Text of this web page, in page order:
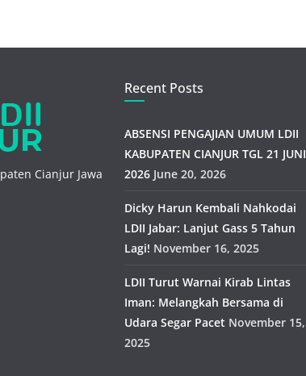
Cianjur Jawa
Recent Posts
ABSENSI PENGAJIAN UMUM LDII
KABUPATEN CIANJUR TGL 21 JUNI
2026 June 20, 2026
Dicky Harun Kembali Nahkodai
LDII Jabar: Lanjut Gass 5 Tahun
Lagi! November 16, 2025
LDII Turut Warnai Kirab Lintas
Iman: Melangkah Bersama di
Udara Segar Pacet November 15,
2025